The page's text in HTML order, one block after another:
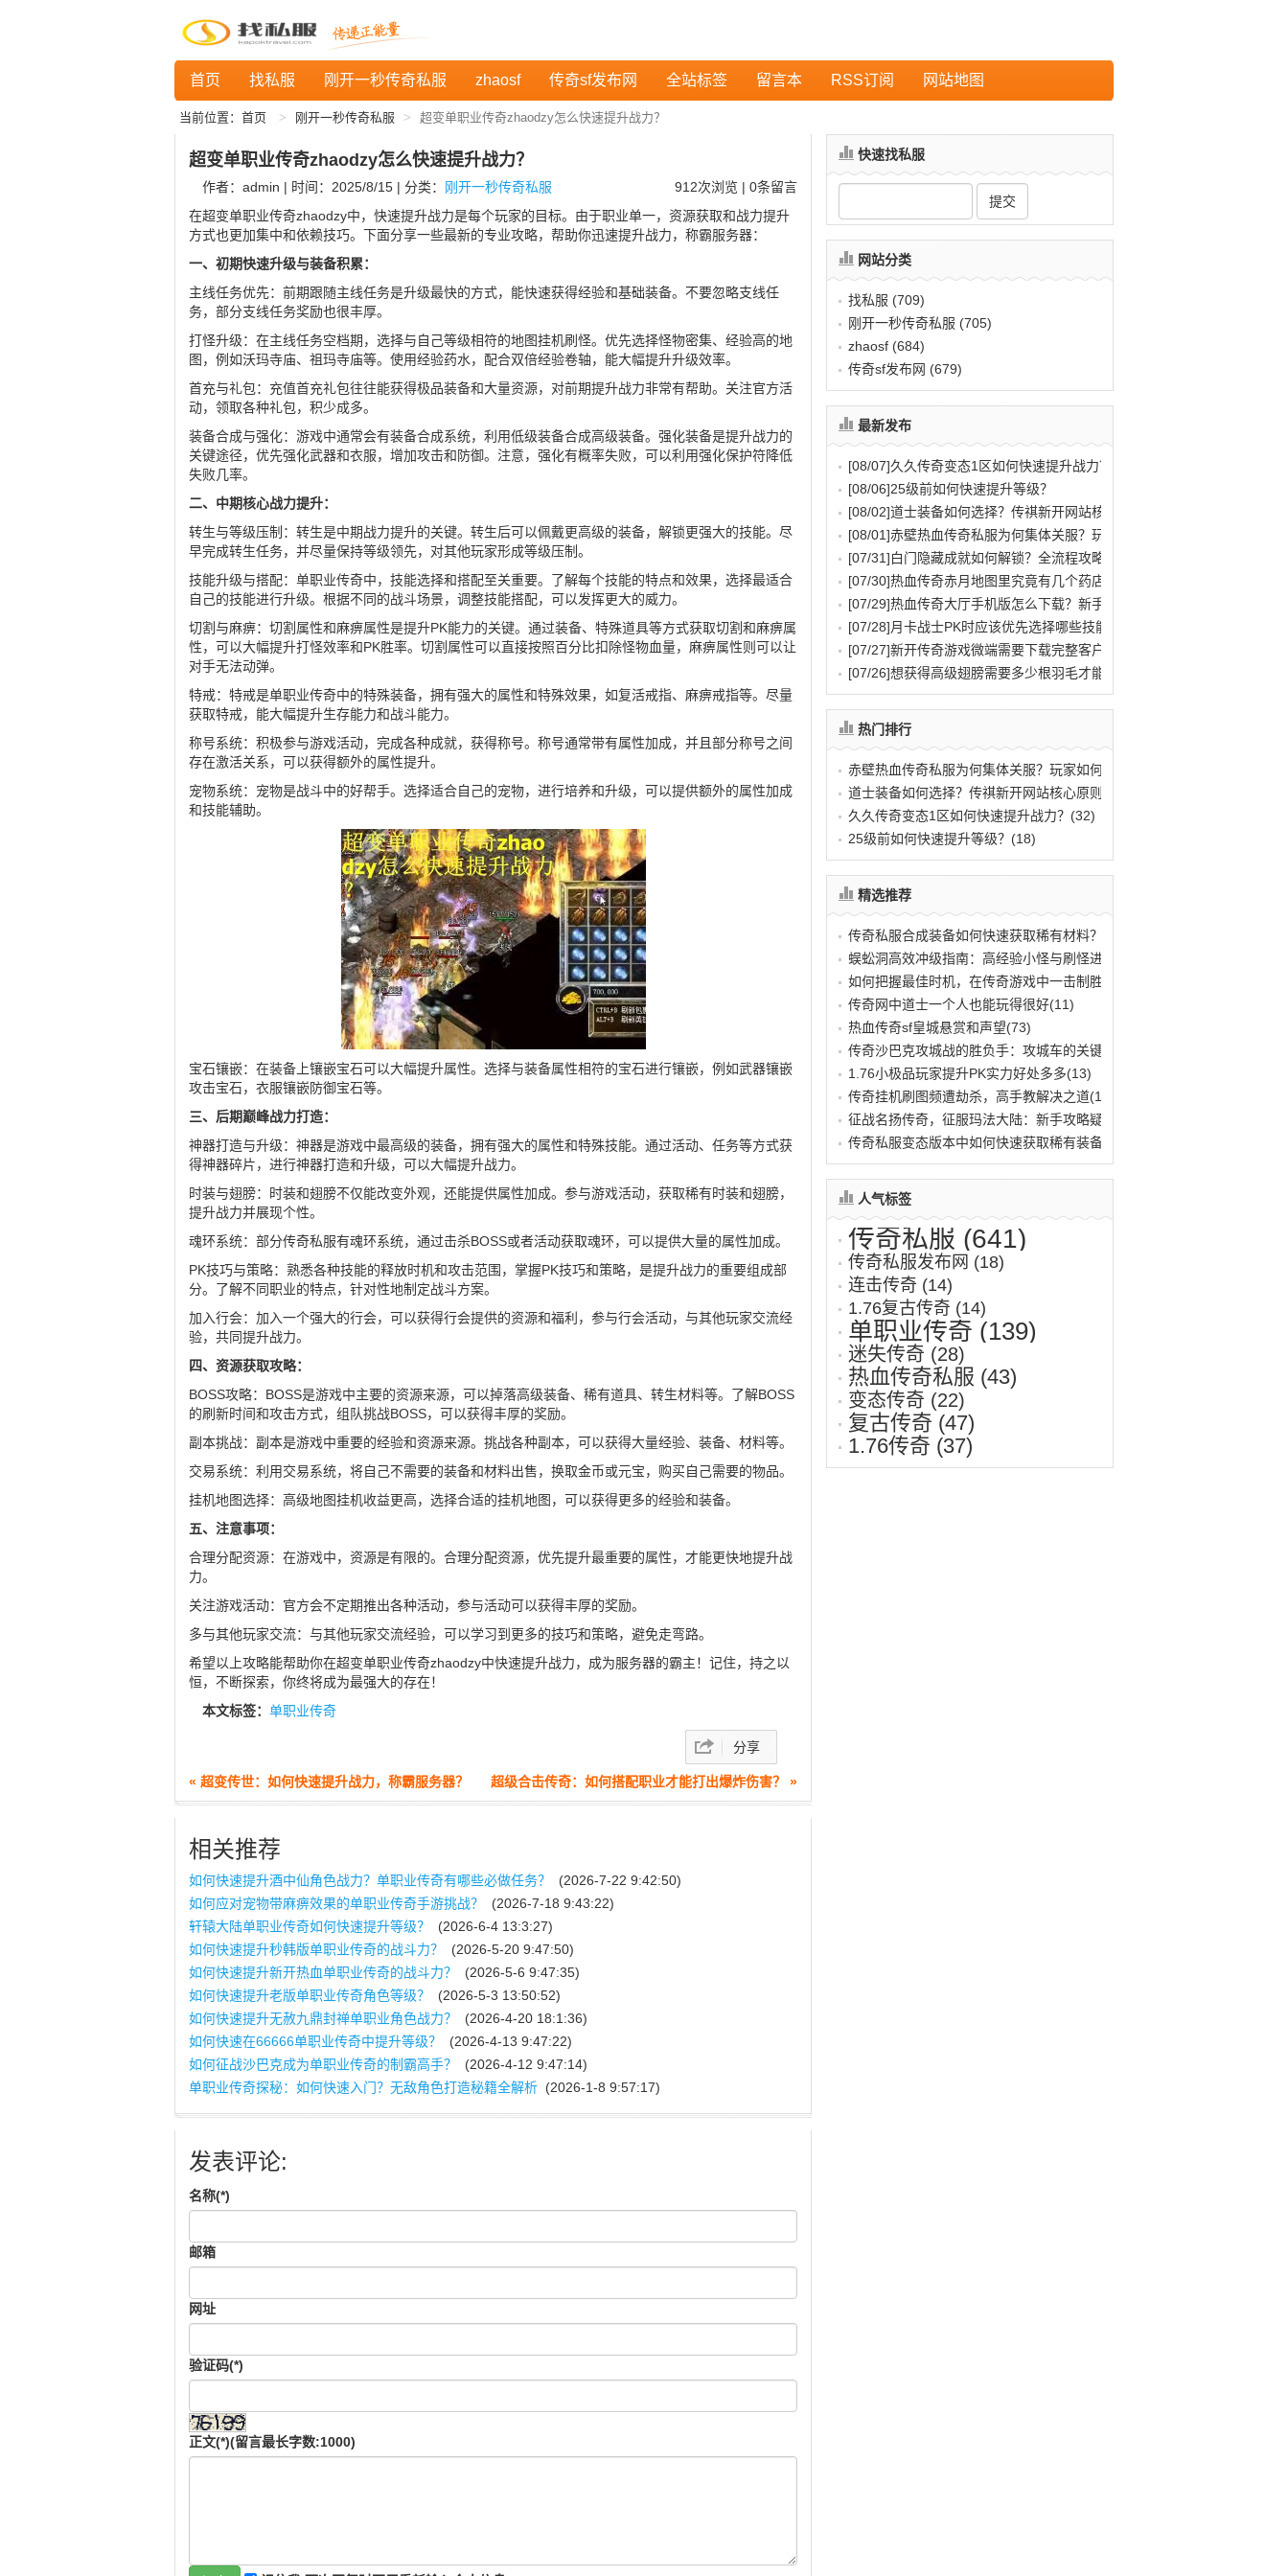
首页 找私服 刚开一秒传奇私服 zhaosf 传奇sf发布网 全站标签 留言本 RSS订阅 网站地图
当前位置： 首页 刚开一秒传奇私服 超变单职业传奇zhaodzy怎么快速提升战力？
超变单职业传奇zhaodzy怎么快速提升战力？
作者：admin | 时间：2025/8/15 | 分类： 刚开一秒传奇私服 912次浏览 | 0条留言
在超变单职业传奇zhaodzy中，快速提升战力是每个玩家的目标。由于职业单一，资源获取和战力提升
方式也更加集中和依赖技巧。下面分享一些最新的专业攻略，帮助你迅速提升战力，称霸服务器：
一、初期快速升级与装备积累：
主线任务优先：前期跟随主线任务是升级最快的方式，能快速获得经验和基础装备。不要忽略支线任
务，部分支线任务奖励也很丰厚。
打怪升级：在主线任务空档期，选择与自己等级相符的地图挂机刷怪。优先选择怪物密集、经验高的地
图，例如沃玛寺庙、祖玛寺庙等。使用经验药水，配合双倍经验卷轴，能大幅提升升级效率。
首充与礼包：充值首充礼包往往能获得极品装备和大量资源，对前期提升战力非常有帮助。关注官方活
动，领取各种礼包，积少成多。
装备合成与强化：游戏中通常会有装备合成系统，利用低级装备合成高级装备。强化装备是提升战力的
关键途径，优先强化武器和衣服，增加攻击和防御。注意，强化有概率失败，可以利用强化保护符降低
失败几率。
二、中期核心战力提升：
转生与等级压制：转生是中期战力提升的关键。转生后可以佩戴更高级的装备，解锁更强大的技能。尽
早完成转生任务，并尽量保持等级领先，对其他玩家形成等级压制。
技能升级与搭配：单职业传奇中，技能选择和搭配至关重要。了解每个技能的特点和效果，选择最适合
自己的技能进行升级。根据不同的战斗场景，调整技能搭配，可以发挥更大的威力。
切割与麻痹：切割属性和麻痹属性是提升PK能力的关键。通过装备、特殊道具等方式获取切割和麻痹属
性，可以大幅提升打怪效率和PK胜率。切割属性可以直接按照百分比扣除怪物血量，麻痹属性则可以让
对手无法动弹。
特戒：特戒是单职业传奇中的特殊装备，拥有强大的属性和特殊效果，如复活戒指、麻痹戒指等。尽量
获取特戒，能大幅提升生存能力和战斗能力。
称号系统：积极参与游戏活动，完成各种成就，获得称号。称号通常带有属性加成，并且部分称号之间
存在激活关系，可以获得额外的属性提升。
宠物系统：宠物是战斗中的好帮手。选择适合自己的宠物，进行培养和升级，可以提供额外的属性加成
和技能辅助。
宝石镶嵌：在装备上镶嵌宝石可以大幅提升属性。选择与装备属性相符的宝石进行镶嵌，例如武器镶嵌
攻击宝石，衣服镶嵌防御宝石等。
三、后期巅峰战力打造：
神器打造与升级：神器是游戏中最高级的装备，拥有强大的属性和特殊技能。通过活动、任务等方式获
得神器碎片，进行神器打造和升级，可以大幅提升战力。
时装与翅膀：时装和翅膀不仅能改变外观，还能提供属性加成。参与游戏活动，获取稀有时装和翅膀，
提升战力并展现个性。
魂环系统：部分传奇私服有魂环系统，通过击杀BOSS或者活动获取魂环，可以提供大量的属性加成。
PK技巧与策略：熟悉各种技能的释放时机和攻击范围，掌握PK技巧和策略，是提升战力的重要组成部
分。了解不同职业的特点，针对性地制定战斗方案。
加入行会：加入一个强大的行会，可以获得行会提供的资源和福利，参与行会活动，与其他玩家交流经
验，共同提升战力。
四、资源获取攻略：
BOSS攻略：BOSS是游戏中主要的资源来源，可以掉落高级装备、稀有道具、转生材料等。了解BOSS
的刷新时间和攻击方式，组队挑战BOSS，可以获得丰厚的奖励。
副本挑战：副本是游戏中重要的经验和资源来源。挑战各种副本，可以获得大量经验、装备、材料等。
交易系统：利用交易系统，将自己不需要的装备和材料出售，换取金币或元宝，购买自己需要的物品。
挂机地图选择：高级地图挂机收益更高，选择合适的挂机地图，可以获得更多的经验和装备。
五、注意事项：
合理分配资源：在游戏中，资源是有限的。合理分配资源，优先提升最重要的属性，才能更快地提升战
力。
关注游戏活动：官方会不定期推出各种活动，参与活动可以获得丰厚的奖励。
多与其他玩家交流：与其他玩家交流经验，可以学习到更多的技巧和策略，避免走弯路。
希望以上攻略能帮助你在超变单职业传奇zhaodzy中快速提升战力，成为服务器的霸主！记住，持之以
恒，不断探索，你终将成为最强大的存在！
本文标签： 单职业传奇
分享
« 超变传世：如何快速提升战力，称霸服务器？ 超级合击传奇：如何搭配职业才能打出爆炸伤害？ »
相关推荐
如何快速提升酒中仙角色战力？单职业传奇有哪些必做任务？
(2026-7-22 9:42:50)
如何应对宠物带麻痹效果的单职业传奇手游挑战？
(2026-7-18 9:43:22)
轩辕大陆单职业传奇如何快速提升等级？
(2026-6-4 13:3:27)
如何快速提升秒韩版单职业传奇的战斗力？
(2026-5-20 9:47:50)
如何快速提升新开热血单职业传奇的战斗力？
(2026-5-6 9:47:35)
如何快速提升老版单职业传奇角色等级？
(2026-5-3 13:50:52)
如何快速提升无赦九鼎封禅单职业角色战力？
(2026-4-20 18:1:36)
如何快速在66666单职业传奇中提升等级？
(2026-4-13 9:47:22)
如何征战沙巴克成为单职业传奇的制霸高手？
(2026-4-12 9:47:14)
单职业传奇探秘：如何快速入门？无敌角色打造秘籍全解析 (2026-1-8 9:57:17)
发表评论:
名称(*)
邮箱
网址
验证码(*)
正文(*)(留言最长字数:1000)
快速找私服
网站分类
找私服 (709)
刚开一秒传奇私服 (705)
zhaosf (684)
传奇sf发布网 (679)
最新发布
[08/07]久久传奇变态1区如何快速提升战力？
[08/06]25级前如何快速提升等级？
[08/02]道士装备如何选择？传祺新开网站核心原则解析
[08/01]赤壁热血传奇私服为何集体关服？玩家如何应对？
[07/31]白门隐藏成就如何解锁？全流程攻略与秘密结局揭秘
[07/30]热血传奇赤月地图里究竟有几个药店位置？
[07/29]热血传奇大厅手机版怎么下载？新手快速入门攻略全解析？
[07/28]月卡战士PK时应该优先选择哪些技能？
[07/27]新开传奇游戏微端需要下载完整客户端才能玩吗？
[07/26]想获得高级翅膀需要多少根羽毛才能合成？
热门排行
赤壁热血传奇私服为何集体关服？玩家如何应(77)
道士装备如何选择？传祺新开网站核心原则解(40)
久久传奇变态1区如何快速提升战力？(32)
25级前如何快速提升等级？(18)
精选推荐
传奇私服合成装备如何快速获取稀有材料？(776)
蜈蚣洞高效冲级指南：高经验小怪与刷怪进阶(669)
如何把握最佳时机，在传奇游戏中一击制胜？(583)
传奇网中道士一个人也能玩得很好(11)
热血传奇sf皇城悬赏和声望(73)
传奇沙巴克攻城战的胜负手：攻城车的关键作(620)
1.76小极品玩家提升PK实力好处多多(13)
传奇挂机刷图频遭劫杀，高手教解决之道(11)
征战名扬传奇，征服玛法大陆：新手攻略疑难(518)
传奇私服变态版本中如何快速获取稀有装备与(759)
人气标签
传奇私服 (641)
传奇私服发布网 (18)
连击传奇 (14)
1.76复古传奇 (14)
单职业传奇 (139)
迷失传奇 (28)
热血传奇私服 (43)
变态传奇 (22)
复古传奇 (47)
1.76传奇 (37)